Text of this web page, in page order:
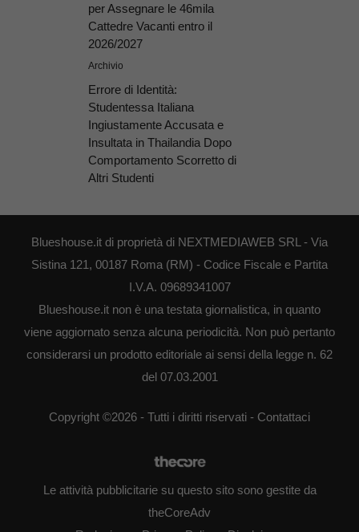
per Assegnare le 46mila
Cattedre Vacanti entro il
2026/2027
Archivio
Errore di Identità:
Studentessa Italiana
Ingiustamente Accusata e
Insultata in Thailandia Dopo
Comportamento Scorretto di
Altri Studenti
Blueshouse.it di proprietà di NEXTMEDIAWEB SRL - Via
Sistina 121, 00187 Roma (RM) - Codice Fiscale e Partita
I.V.A. 09689341007
Blueshouse.it non è una testata giornalistica, in quanto
viene aggiornato senza alcuna periodicità. Non può pertanto
considerarsi un prodotto editoriale ai sensi della legge n. 62
del 07.03.2001
Copyright ©2026 - Tutti i diritti riservati - Contattaci
Le attività pubblicitarie su questo sito sono gestite da
theCoreAdv